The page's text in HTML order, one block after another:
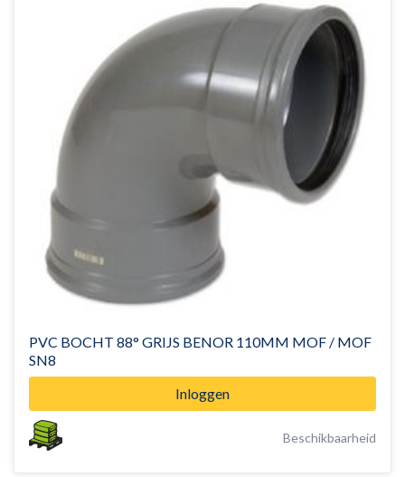
PVC BOCHT 88° GRIJS BENOR 110MM MOF / MOF
SN8
Inloggen
Beschikbaarheid